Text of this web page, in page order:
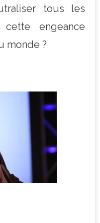
tous les
engeance
monde ?